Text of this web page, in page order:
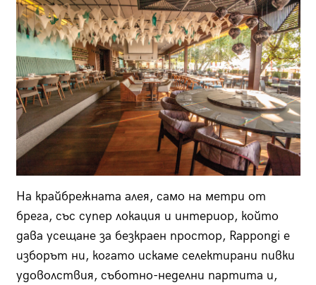
На крайбрежната алея, само на метри от
брега, със супер локация и инте­риор, който
дава усещане за безкраен простор, Rappongi е
изборът ни, когато искаме селектирани пивки
удоволствия, съботно-неделни партита и,